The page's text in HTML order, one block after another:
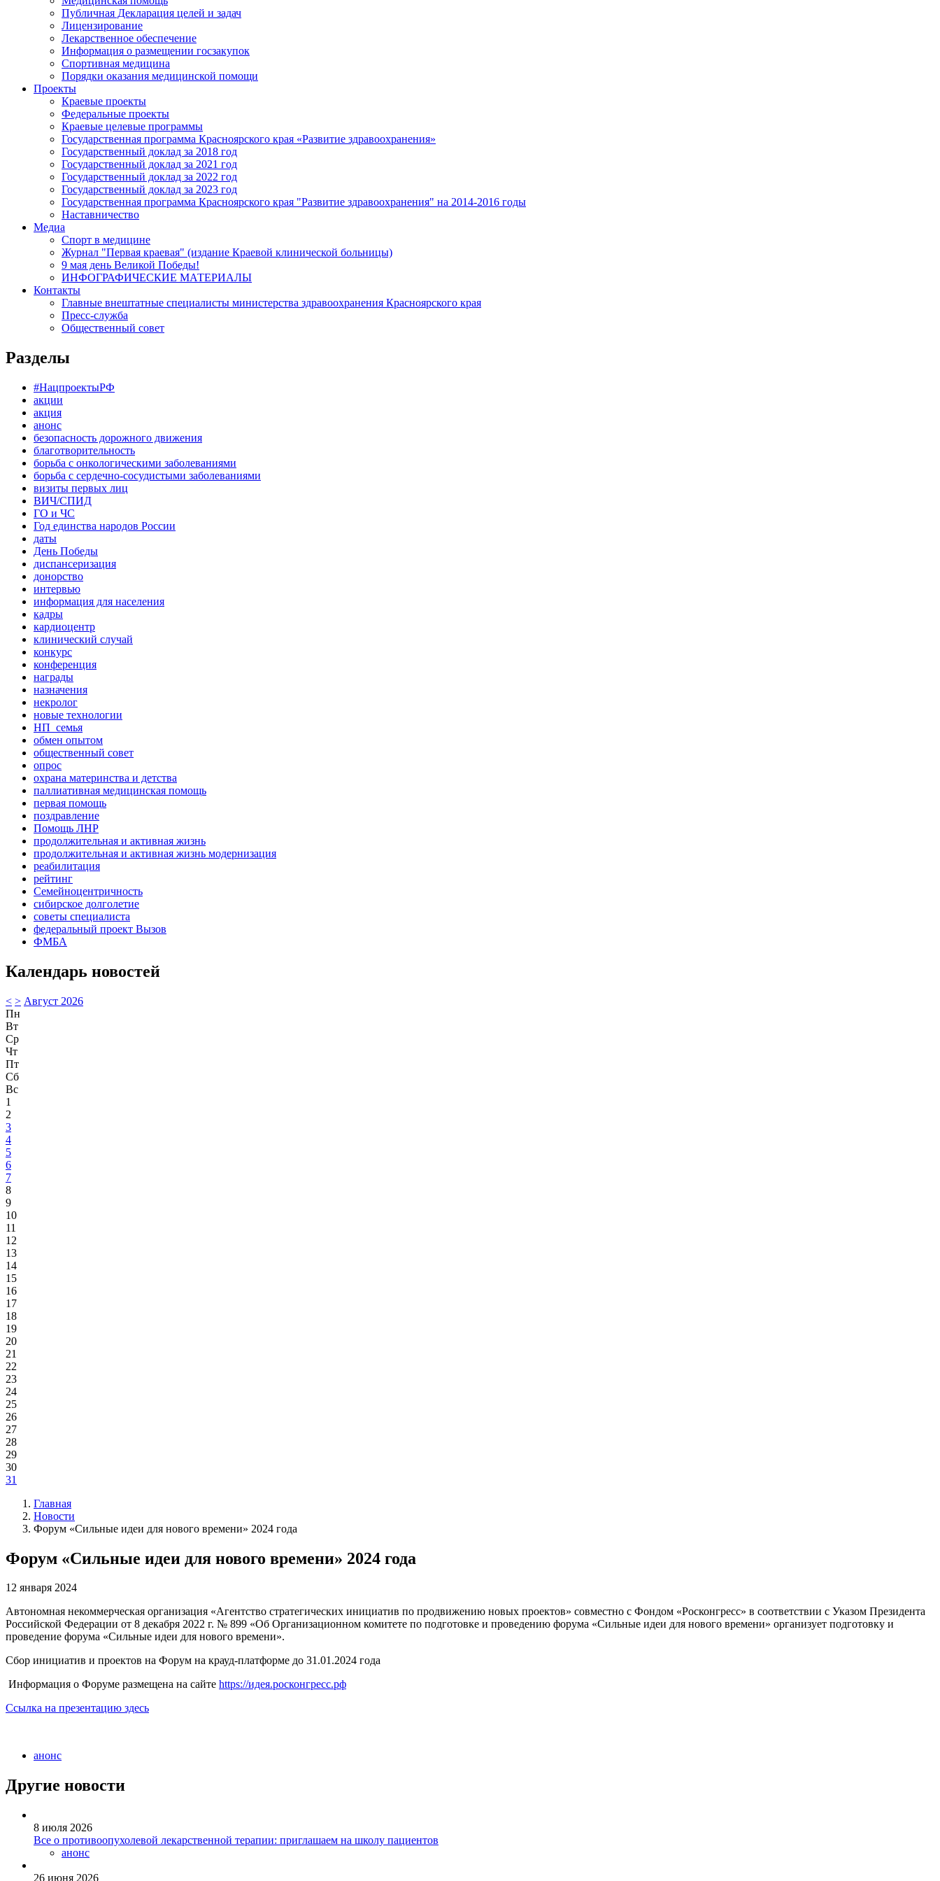
Публичная Декларация целей и задач
Лицензирование
Лекарственное обеспечение
Информация о размещении госзакупок
Спортивная медицина
Порядки оказания медицинской помощи
Проекты
Краевые проекты
Федеральные проекты
Краевые целевые программы
Государственная программа Красноярского края «Развитие здравоохранения»
Государственный доклад за 2018 год
Государственный доклад за 2021 год
Государственный доклад за 2022 год
Государственный доклад за 2023 год
Государственная программа Красноярского края "Развитие здравоохранения" на 2014-2016 годы
Наставничество
Медиа
Спорт в медицине
Журнал "Первая краевая" (издание Краевой клинической больницы)
9 мая день Великой Победы!
ИНФОГРАФИЧЕСКИЕ МАТЕРИАЛЫ
Контакты
Главные внештатные специалисты министерства здравоохранения Красноярского края
Пресс-служба
Общественный совет
Разделы
#НацпроектыРФ
акции
акция
анонс
безопасность дорожного движения
благотворительность
борьба с онкологическими заболеваниями
борьба с сердечно-сосудистыми заболеваниями
визиты первых лиц
ВИЧ/СПИД
ГО и ЧС
Год единства народов России
даты
День Победы
диспансеризация
донорство
интервью
информация для населения
кадры
кардиоцентр
клинический случай
конкурс
конференция
награды
назначения
некролог
новые технологии
НП_семья
обмен опытом
общественный совет
опрос
охрана материнства и детства
паллиативная медицинская помощь
первая помощь
поздравление
Помощь ЛНР
продолжительная и активная жизнь
продолжительная и активная жизнь модернизация
реабилитация
рейтинг
Семейноцентричность
сибирское долголетие
советы специалиста
федеральный проект Вызов
ФМБА
Календарь новостей
< > Август 2026
Пн
Вт
Ср
Чт
Пт
Сб
Вс
1
2
3
4
5
6
7
8
9
10
11
12
13
14
15
16
17
18
19
20
21
22
23
24
25
26
27
28
29
30
31
Главная
Новости
Форум «Сильные идеи для нового времени» 2024 года
Форум «Сильные идеи для нового времени» 2024 года
12 января 2024
Автономная некоммерческая организация «Агентство стратегических инициатив по продвижению новых проектов» совместно с Фондом «Росконгресс» в соответствии с Указом Президента
Российской Федерации от 8 декабря 2022 г. № 899 «Об Организационном комитете по подготовке и проведению форума «Сильные идеи для нового времени» организует подготовку и
проведение форума «Сильные идеи для нового времени».
Сбор инициатив и проектов на Форум на крауд-платформе до 31.01.2024 года
Информация о Форуме размещена на сайте https://идея.росконгресс.рф
Ссылка на презентацию здесь
анонс
Другие новости
8 июля 2026
Все о противоопухолевой лекарственной терапии: приглашаем на школу пациентов
анонс
26 июня 2026